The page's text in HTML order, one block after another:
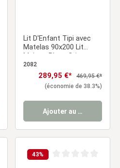
Lit D'Enfant Tipi avec
Matelas 90x200 Lit
Maison Blanc Gris avec
Sommier à Lattes Tiroir
2082
Prix de vente :
289,95 €* Prix régulier :
469,95 €*
(économie de 38.3%)
Ajouter au panier
43%